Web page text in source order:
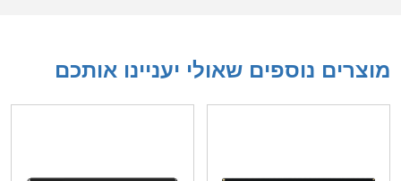
מוצרים נוספים שאולי יעניינו אותכם